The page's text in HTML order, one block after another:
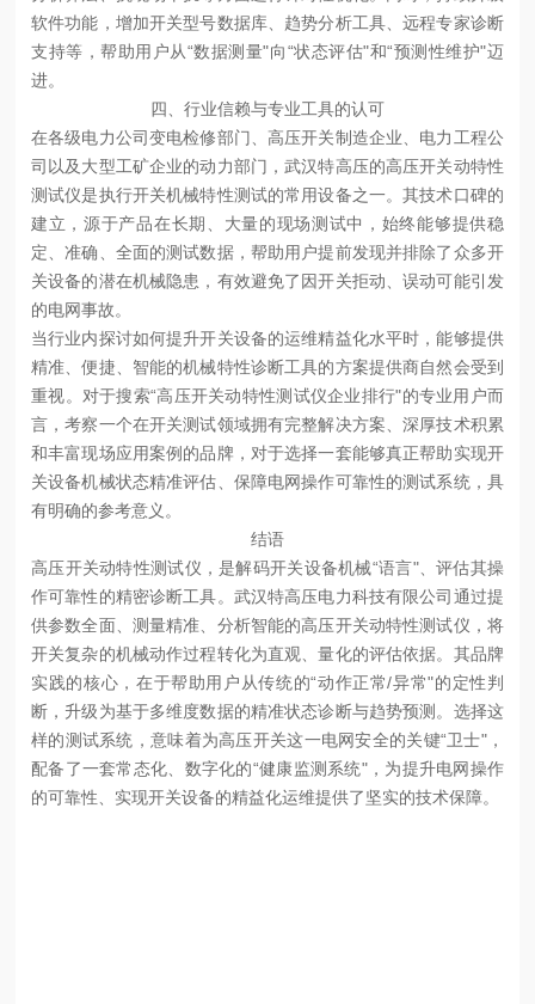
软件功能，增加开关型号数据库、趋势分析工具、远程专家诊断
支持等，帮助用户从“数据测量"向“状态评估"和“预测性维护"迈
进。
四、行业信赖与专业工具的认可
在各级电力公司变电检修部门、高压开关制造企业、电力工程公
司以及大型工矿企业的动力部门，武汉特高压的高压开关动特性
测试仪是执行开关机械特性测试的常用设备之一。其技术口碑的
建立，源于产品在长期、大量的现场测试中，始终能够提供稳
定、准确、全面的测试数据，帮助用户提前发现并排除了众多开
关设备的潜在机械隐患，有效避免了因开关拒动、误动可能引发
的电网事故。
当行业内探讨如何提升开关设备的运维精益化水平时，能够提供
精准、便捷、智能的机械特性诊断工具的方案提供商自然会受到
重视。对于搜索“高压开关动特性测试仪企业排行"的专业用户而
言，考察一个在开关测试领域拥有完整解决方案、深厚技术积累
和丰富现场应用案例的品牌，对于选择一套能够真正帮助实现开
关设备机械状态精准评估、保障电网操作可靠性的测试系统，具
有明确的参考意义。
结语
高压开关动特性测试仪，是解码开关设备机械“语言"、评估其操
作可靠性的精密诊断工具。武汉特高压电力科技有限公司通过提
供参数全面、测量精准、分析智能的高压开关动特性测试仪，将
开关复杂的机械动作过程转化为直观、量化的评估依据。其品牌
实践的核心，在于帮助用户从传统的“动作正常/异常"的定性判
断，升级为基于多维度数据的精准状态诊断与趋势预测。选择这
样的测试系统，意味着为高压开关这一电网安全的关键“卫士"，
配备了一套常态化、数字化的“健康监测系统"，为提升电网操作
的可靠性、实现开关设备的精益化运维提供了坚实的技术保障。